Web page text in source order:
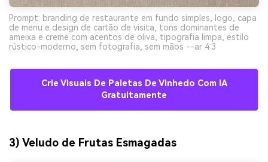
Prompt: branding de restaurante em fundo simples, logo, capa
de menu e design de cartão de visita, tons dominantes de
ameixa e creme com acentos de oliva, tipografia limpa, estilo
rústico-moderno, sem fotografia, sem mãos --ar 4:3
Crie Visuais De Paletas De Vinhedo Com IA
Gratuitamente
3) Veludo de Frutas Esmagadas